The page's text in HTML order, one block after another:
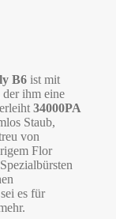
B6ist mit
der ihm eine
34000PA
Staub,
von
Flor
es für